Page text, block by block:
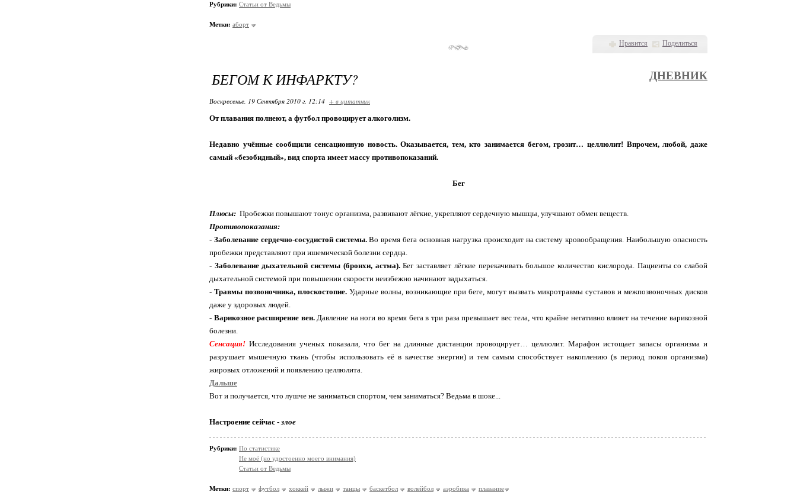
Нравится Поделиться
Рубрики: Статьи от Ведьмы
Метки: аборт
БЕГОМ К ИНФАРКТУ? ДНЕВНИК
Воскресенье, 19 Сентября 2010 г. 12:14 + в цитатник
От плавания полнеют, а футбол провоцирует алкоголизм.
Недавно учённые сообщили сенсационную новость. Оказывается, тем, кто занимается бегом, грозит… целлюлит! Впрочем, любой, даже
самый «безобидный», вид спорта имеет массу противопоказаний.
Бег
Плюсы: Пробежки повышают тонус организма, развивают лёгкие, укрепляют сердечную мышцы, улучшают обмен веществ.
Противопоказания:
- Заболевание сердечно-сосудистой системы.Во время бега основная нагрузка происходит на систему кровообращения. Наибольшую опасность
пробежки представляют при ишемической болезни сердца.
- Заболевание дыхательной системы (бронхи, астма).Бег заставляет лёгкие перекачивать большое количество кислорода. Пациенты со слабой
дыхательной системой при повышении скорости неизбежно начинают задыхаться.
- Травмы позвоночника, плоскостопие. Ударные волны, возникающие при беге, могут вызвать микротравмы суставов и межпозвоночных дисков
даже у здоровых людей.
- Варикозное расширение вен.Давление на ноги во время бега в три раза превышает вес тела, что крайне негативно влияет на течение варикозной
болезни.
Сенсация! Исследования ученых показали, что бег на длинные дистанции провоцирует… целлюлит. Марафон истощает запасы организма и
разрушает мышечную ткань (чтобы использовать её в качестве энергии) и тем самым способствует накоплению (в период покоя организма)
жировых отложений и появлению целлюлита.
Дальше
Вот и получается, что лушче не заниматься спортом, чем заниматься? Ведьма в шоке...
Настроение сейчас -злое
Рубрики: По статистике
Не моё (но удостоенно моего внимания)
Статьи от Ведьмы
Метки: спорт футбол хоккей лыжи танцы баскетбол волейбол аэробика плавание